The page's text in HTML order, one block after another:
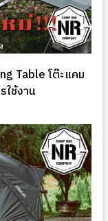
Table โต๊ะแคม
ใช้งาน